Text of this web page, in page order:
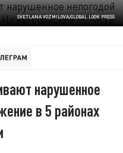
SVETLANA VOZMILOVA/GLOBAL LOOK PRESS
нарушенное
в 5 районах